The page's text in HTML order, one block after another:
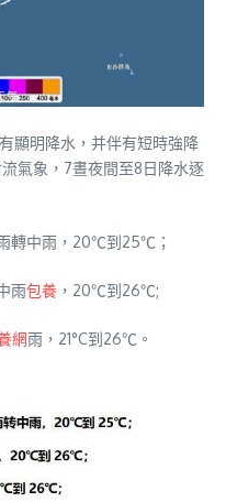
顯明降水，并伴有短時強降
氣象，7晝夜間至8日降水逐
轉中雨，20℃到25℃；
雨包養 ，20℃到26℃;
網雨，21°C到26℃。